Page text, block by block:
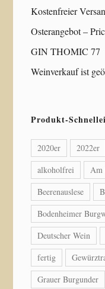
Kostenfreier
Osterangebot –
GIN THOMIC 77
Weinverkauf ist
Produkt-
2020er 2022er
alkoholfrei
Am
Beerenauslese
Bodenheimer
Deutscher Wein
fertig
Grauer Burgunder